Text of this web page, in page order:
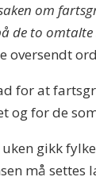
om
de to omtalte
oversendt
for at
og for de
gikk
må settes